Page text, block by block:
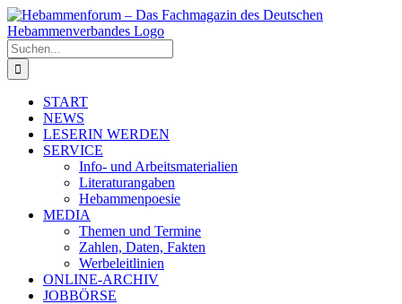
Zum
Inhalt
springen
Suche
nach:
START
NEWS
LESERIN WERDEN
SERVICE
Info- und Arbeitsmaterialien
Literaturangaben
Hebammenpoesie
MEDIA
Themen und Termine
Zahlen, Daten, Fakten
Werbeleitlinien
ONLINE-ARCHIV
JOBBÖRSE